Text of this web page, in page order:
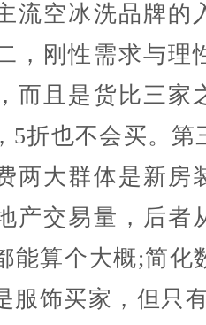
流空冰洗品牌的
，刚性需求与理
而且是货比三家
5折也不会买。第
两大群体是新房
产交易量，后者
能算个大概;简化
服饰买家，但只